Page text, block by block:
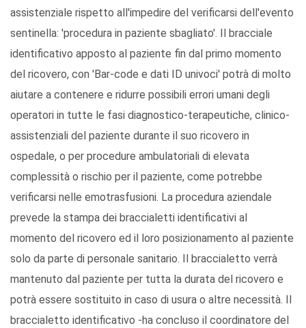
assistenziale rispetto all'impedire del verificarsi dell'evento
sentinella: 'procedura in paziente sbagliato'. Il bracciale
identificativo apposto al paziente fin dal primo momento
del ricovero, con 'Bar-code e dati ID univoci' potrà di molto
aiutare a contenere e ridurre possibili errori umani degli
operatori in tutte le fasi diagnostico-terapeutiche, clinico-
assistenziali del paziente durante il suo ricovero in
ospedale, o per procedure ambulatoriali di elevata
complessità o rischio per il paziente, come potrebbe
verificarsi nelle emotrasfusioni. La procedura aziendale
prevede la stampa dei braccialetti identificativi al
momento del ricovero ed il loro posizionamento al paziente
solo da parte di personale sanitario. Il braccialetto verrà
mantenuto dal paziente per tutta la durata del ricovero e
potrà essere sostituito in caso di usura o altre necessità. Il
braccialetto identificativo -ha concluso il coordinatore del